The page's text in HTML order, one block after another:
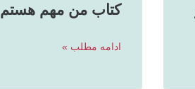
کتاب من مهم هستم
ادامه مطلب »